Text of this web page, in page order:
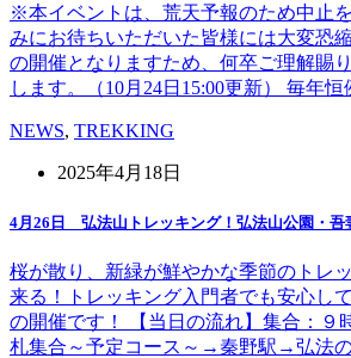
※本イベントは、荒天予報のため中止
みにお待ちいただいた皆様には大変恐
の開催となりますため、何卒ご理解賜
します。（10月24日15:00更新） 毎年
NEWS, TREKKING
2025年4月18日
4月26日 弘法山トレッキング！弘法山公園・吾
桜が散り、新緑が鮮やかな季節のトレ
来る！トレッキング入門者でも安心し
の開催です！ 【当日の流れ】集合：９
札集合～予定コース～→秦野駅→弘法